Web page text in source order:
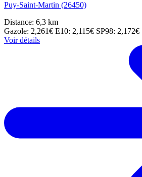
Puy-Saint-Martin (26450)
Distance: 6,3 km
Gazole: 2,261€ E10: 2,115€ SP98: 2,172€
Voir détails